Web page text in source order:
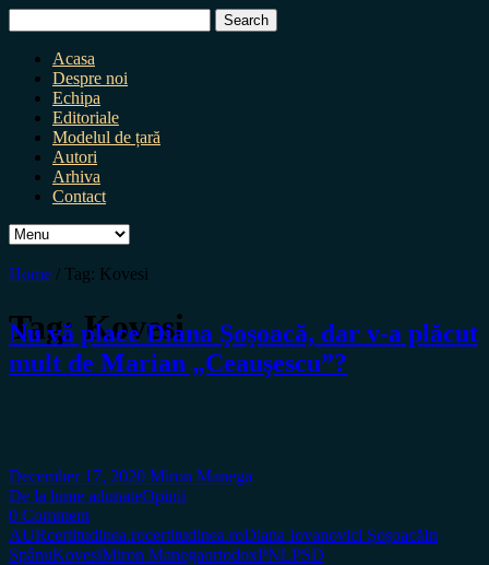
for:
Acasa
Despre noi
Echipa
Editoriale
Modelul de țară
Autori
Arhiva
Contact
Home / Tag: Kovesi
Tag:Kovesi
Nu vă place Diana Şoşoacă, dar v-a plăcut
mult de Marian „Ceauşescu”?
December 17, 2020 Miron Manega
De la lume adunateOpinii
0 Comment
AURcertitudinea.rocertitudinea.roDiana Iovanovici ȘoșoacăIn
SpânuKovesiMiron ManegaortodoxPNLPSD